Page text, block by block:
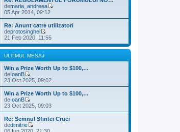
demaria_andreea
e
z
i
t
u
l
s
a
05 Apr 2014, 09:12
Re: Anunt catre utilizatori
deprotosinghel
V
e
z
u
l
i
m
u
l
m
e
a
j
21 Feb 2020, 11:55
ULTIMUL MESAJ
Win a Prize Worth Up to $100,…
deIoanB
V
e
z
i
u
l
i
m
23 Oct 2025, 09:02
Win a Prize Worth Up to $100,…
deIoanB
V
e
z
i
u
23 Oct 2025, 09:03
Re: Semnul Sfintei Cruci
dedimitrie
V
06 Iun 2020, 21:30